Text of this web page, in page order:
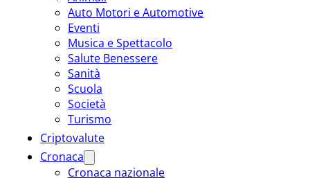
Auto Motori e Automotive
Eventi
Musica e Spettacolo
Salute Benessere
Sanità
Scuola
Società
Turismo
Criptovalute
Cronaca
Cronaca nazionale